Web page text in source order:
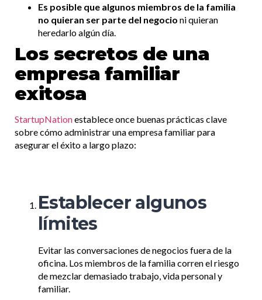
Es posible que algunos miembros de la familia
no quieran ser parte del negocio ni quieran
heredarlo algún día.
Los secretos de una
empresa familiar
exitosa
StartupNationestablece once buenas prácticas clave
sobre cómo administrar una empresa familiar para
asegurar el éxito a largo plazo:
Establecer algunos
límites
Evitar las conversaciones de negocios fuera de la
oficina. Los miembros de la familia corren el riesgo
de mezclar demasiado trabajo, vida personal y
familiar.